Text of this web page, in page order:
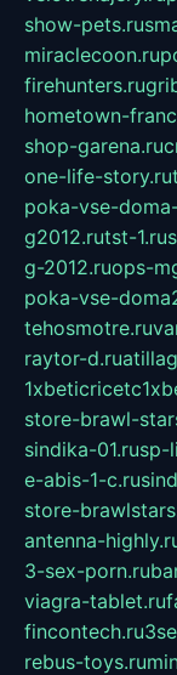
show-pets.ru
miraclecoon.ru
firehunters.ru
hometown-
shop-garena.ru
one-life-story.ru
poka-vse-
g2012.rutst-1.ru
g-2012.ruops-
poka-vse-
tehosmotre.ru
raytor-d.ru
store-brawl-
sindika-01.rusp-
e-abis-1-c.ru
store-
antenna-
3-sex-porn.ru
viagra-tablet.ru
fincontech.ru
rebus-toys.ru